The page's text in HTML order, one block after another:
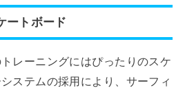
ートボード
レーニングにはぴったりのスケ
ステムの採用により、サーフィ